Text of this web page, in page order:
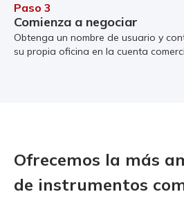
Paso 3
Comienza a negociar
Obtenga un nombre de usuario y
su propia oficina en la cuenta
Ofrecemos la más
de instrumentos